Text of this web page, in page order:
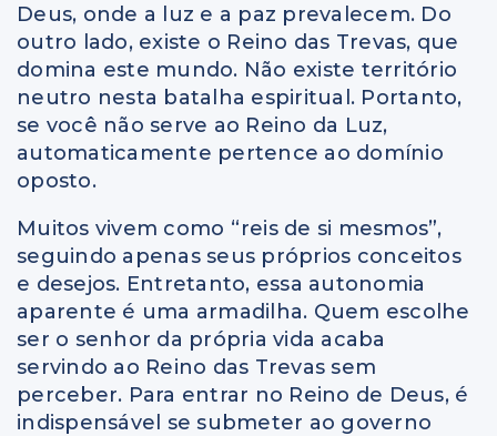
Deus, onde a luz e a paz prevalecem. Do
outro lado, existe o Reino das Trevas, que
domina este mundo. Não existe território
neutro nesta batalha espiritual. Portanto,
se você não serve ao Reino da Luz,
automaticamente pertence ao domínio
oposto.
Muitos vivem como “reis de si mesmos”,
seguindo apenas seus próprios conceitos
e desejos. Entretanto, essa autonomia
aparente é uma armadilha. Quem escolhe
ser o senhor da própria vida acaba
servindo ao Reino das Trevas sem
perceber. Para entrar no Reino de Deus, é
indispensável se submeter ao governo